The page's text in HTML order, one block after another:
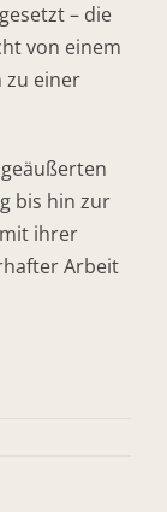
– die
von einem
zu einer
bis hin zur
ihrer
Arbeit